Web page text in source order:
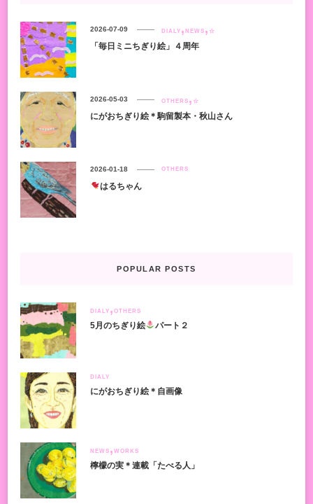
DIALY NEWS ☆
「毎日ミニちぎり絵」４周年
2026-07-09
OTHERS ☆
にがおちぎり絵＊駒留製本・秋山さん
2026-05-03
OTHERS
はるちゃん
2026-01-18
POPULAR POSTS
DIALY OTHERS
5月のちぎり絵 パート２
DIALY
にがおちぎり絵＊自画像
NEWS WORKS
檸檬の実＊連載「たべる人」